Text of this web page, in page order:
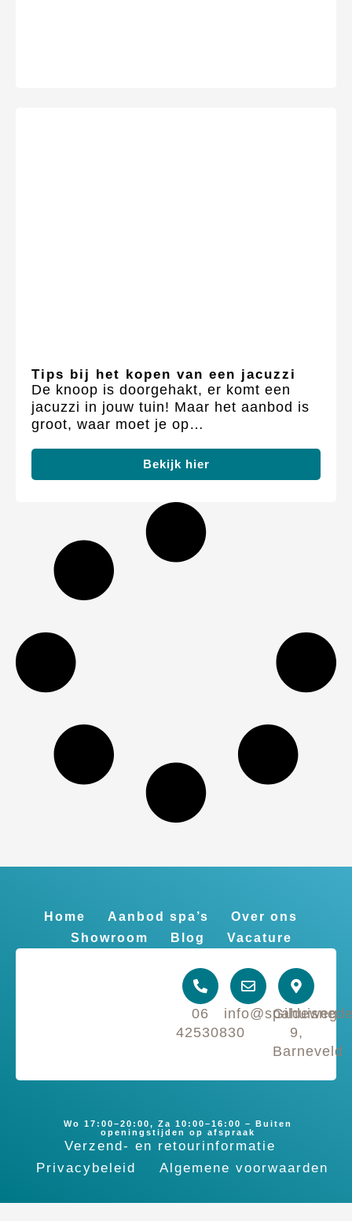
Tips bij het kopen van een jacuzzi
De knoop is doorgehakt, er komt een
jacuzzi in jouw tuin! Maar het aanbod is
groot, waar moet je op…
Bekijk hier
Home Aanbod spa’s
Over ons
Showroom
Blog Vacature
06
42530830
Gildeweg
9,
Barneveld
Wo 17:00–20:00, Za 10:00–16:00 – Buiten
openingstijden op afspraak
Verzend- en retourinformatie
Privacybeleid
Algemene voorwaarden